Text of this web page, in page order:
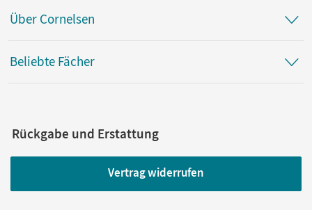
Über Cornelsen
Beliebte Fächer
Rückgabe und Erstattung
Vertrag widerrufen